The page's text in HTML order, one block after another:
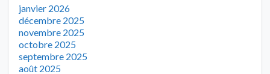
janvier 2026
décembre 2025
novembre 2025
octobre 2025
septembre 2025
août 2025